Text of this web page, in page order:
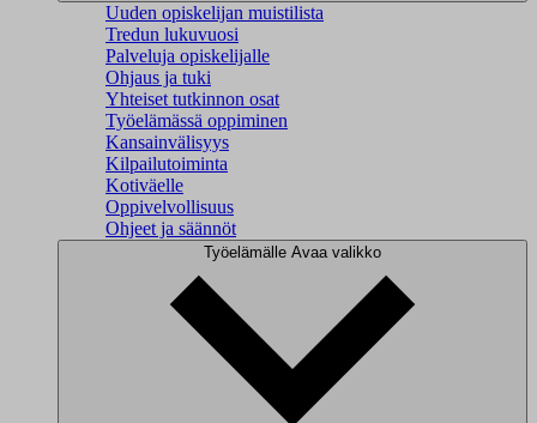
Uuden opiskelijan muistilista
Tredun lukuvuosi
Palveluja opiskelijalle
Ohjaus ja tuki
Yhteiset tutkinnon osat
Työelämässä oppiminen
Kansainvälisyys
Kilpailutoiminta
Kotiväelle
Oppivelvollisuus
Ohjeet ja säännöt
Työelämälle Avaa valikko